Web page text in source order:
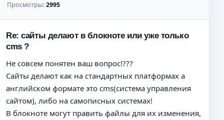
Просмотры:2995
Re: сайты делают в блокноте или уже только
cms ?
Не совсем понятен ваш вопрос!???
Сайты делают как на стандартных платформах а
английском формате это cms(система управления
сайтом), либо на самописных системах!
В блокноте могут править файлы для их изменения,